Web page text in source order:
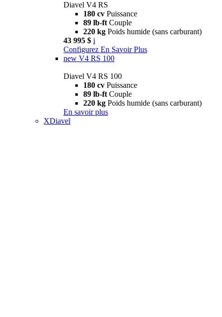
Diavel V4 RS
180 cv Puissance
89 lb-ft Couple
220 kg Poids humide (sans carburant)
43 995 $ i
Configurez En Savoir Plus
new V4 RS 100
Diavel V4 RS 100
180 cv Puissance
89 lb-ft Couple
220 kg Poids humide (sans carburant)
En savoir plus
XDiavel